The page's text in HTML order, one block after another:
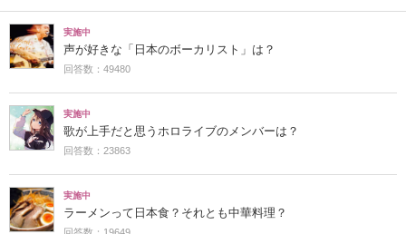
実施中
声が好きな「日本のボーカリスト」は？
回答数：49480
実施中
歌が上手だと思うホロライブのメンバーは？
回答数：23863
実施中
ラーメンって日本食？それとも中華料理？